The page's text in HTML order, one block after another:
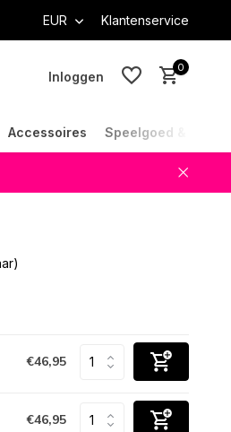
EUR Klantenservice
Inloggen
0
Accessoires Speelgoed &
€46,95
€46,95